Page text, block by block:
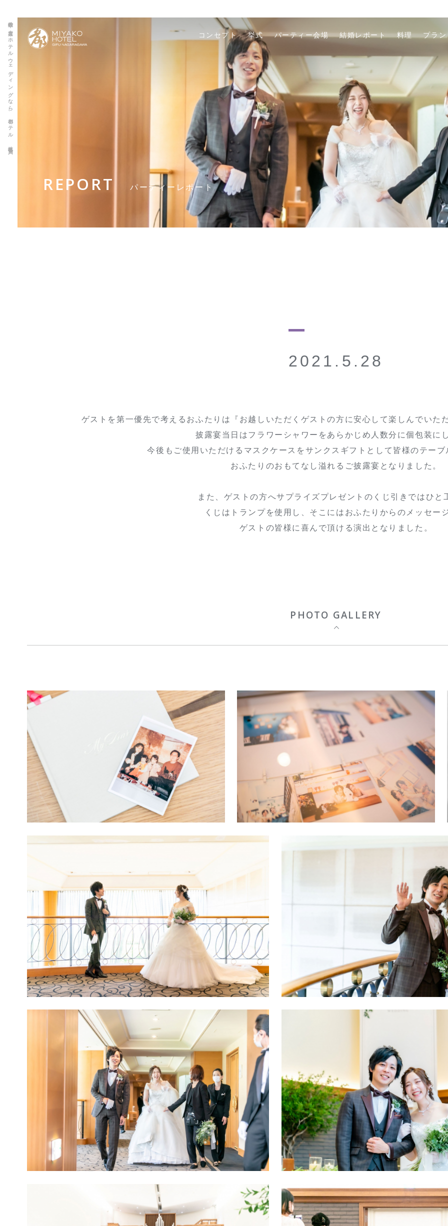
岐阜の上質なホテルウェディングなら、都ホテル 岐阜長良川 コンセプト 挙式 パーティー会場 結婚レポート 料理 プラン
REPORT パーティーレポート
2021.5.28
ゲストを第一優先で考えるおふたりは『お越しいただくゲストの方に安心して楽しんでいた
披露宴当日はフラワーシャワーをあらかじめ人数分に個包装に
今後もご使用いただけるマスクケースをサンクスギフトとして皆様のテーブ
おふたりのおもてなし溢れるご披露宴となりました。
また、ゲストの方へサプライズプレゼントのくじ引きではひと
くじはトランプを使用し、そこにはおふたりからのメッセージ
ゲストの皆様に喜んで頂ける演出となりました。
PHOTO GALLERY